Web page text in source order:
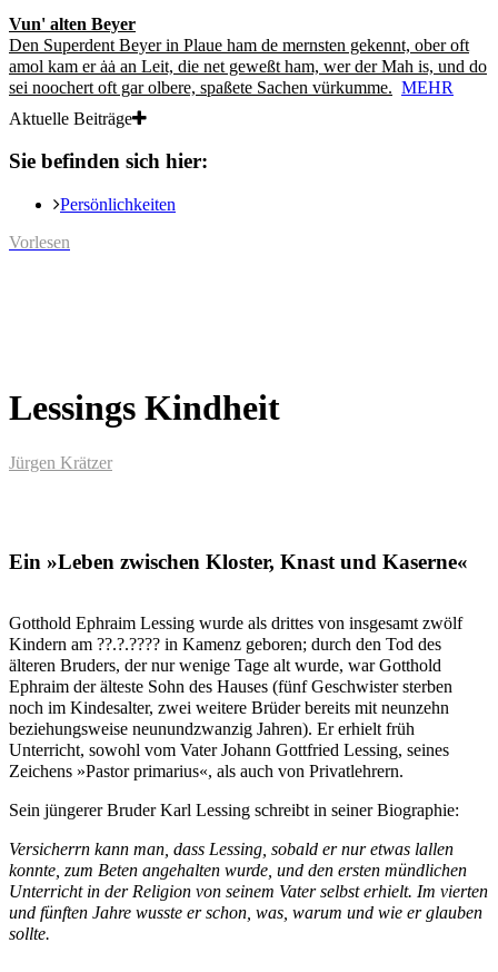
Vun' alten Beyer
Den Superdent Beyer in Plaue ham de mernsten gekennt, ober oft
amol kam er ȧȧ an Leit, die net geweßt ham, wer der Mah is, und do
sei noochert oft gar olbere, spaßete Sachen vürkumme. MEHR
Aktuelle Beiträge
Sie befinden sich hier:
Persönlichkeiten
Vorlesen
Lessings Kindheit
Jürgen Krätzer
Ein »Leben zwischen Kloster, Knast und Kaserne«
Gotthold Ephraim Lessing wurde als drittes von insgesamt zwölf
Kindern am ??.?.???? in Kamenz geboren; durch den Tod des
älteren Bruders, der nur wenige Tage alt wurde, war Gotthold
Ephraim der älteste Sohn des Hauses (fünf Geschwister sterben
noch im Kindesalter, zwei weitere Brüder bereits mit neunzehn
beziehungsweise neunundzwanzig Jahren). Er erhielt früh
Unterricht, sowohl vom Vater Johann Gottfried Lessing, seines
Zeichens »Pastor primarius«, als auch von Privatlehrern.
Sein jüngerer Bruder Karl Lessing schreibt in seiner Biographie:
Versicherrn kann man, dass Lessing, sobald er nur etwas lallen
konnte, zum Beten angehalten wurde, und den ersten mündlichen
Unterricht in der Religion von seinem Vater selbst erhielt. Im vierten
und fünften Jahre wusste er schon, was, warum und wie er glauben
sollte.